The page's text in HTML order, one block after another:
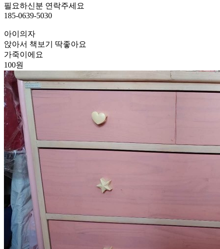
필요하신분 연락주세요
185-0639-5030
아이의자
앉아서 책보기 딱좋아요
가죽이에요
100원